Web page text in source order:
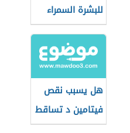
للبشرة السمراء
هل يسبب نقص
فيتامين د تساقط
الشعر